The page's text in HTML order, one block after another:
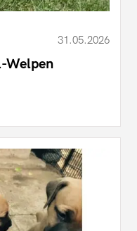
31.05.2026
Welpen